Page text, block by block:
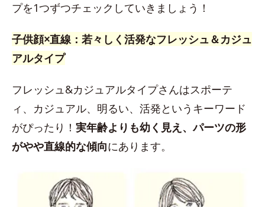
プを1つずつチェックしていきましょう！
子供顔×直線：若々しく活発なフレッシュ＆カジュ
アルタイプ
フレッシュ&カジュアルタイプさんはスポーテ
ィ、カジュアル、明るい、活発というキーワード
がぴったり！ 実年齢よりも幼く見え、パーツの形
がやや直線的な傾向にあります。